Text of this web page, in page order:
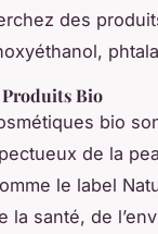
des
Bio
bio
de la
le label
la santé, de